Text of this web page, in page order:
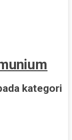
kategori